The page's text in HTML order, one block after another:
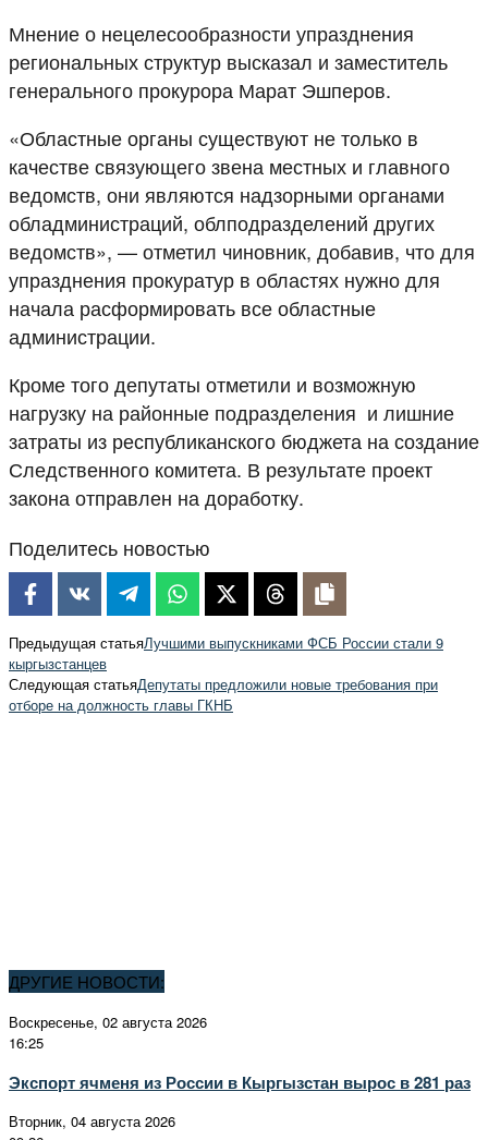
Мнение о нецелесообразности упразднения
региональных структур высказал и заместитель
генерального прокурора Марат Эшперов.
«Областные органы существуют не только в
качестве связующего звена местных и главного
ведомств, они являются надзорными органами
обладминистраций, облподразделений других
ведомств», — отметил чиновник, добавив, что для
упразднения прокуратур в областях нужно для
начала расформировать все областные
администрации.
Кроме того депутаты отметили и возможную
нагрузку на районные подразделения и лишние
затраты из республиканского бюджета на создание
Следственного комитета. В результате проект
закона отправлен на доработку.
Поделитесь новостью
Предыдущая статьяЛучшими выпускниками ФСБ России стали 9
кыргызстанцев
Следующая статьяДепутаты предложили новые требования при
отборе на должность главы ГКНБ
ДРУГИЕ НОВОСТИ:
Воскресенье, 02 августа 2026
16:25
Экспорт ячменя из России в Кыргызстан вырос в 281 раз
Вторник, 04 августа 2026